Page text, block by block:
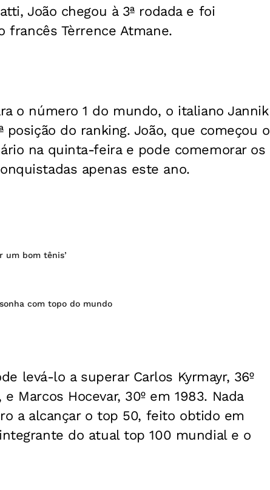
João chegou à 3ª rodada e foi
francês Tèrrence Atmane.
o número 1 do mundo, o italiano Jannik
posição do ranking. João, que começou o
na quinta-feira e pode comemorar os
apenas este ano.
um bom tênis’
com topo do mundo
levá-lo a superar Carlos Kyrmayr, 36º
Marcos Hocevar, 30º em 1983. Nada
a alcançar o top 50, feito obtido em
do atual top 100 mundial e o